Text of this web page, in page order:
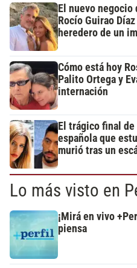
El nuevo negocio
Rocío Guirao
heredero de un
Cómo está hoy
Palito Ortega y
internación
El trágico final
española que
murió tras un
Lo más visto en
¡Mirá en vivo
piensa